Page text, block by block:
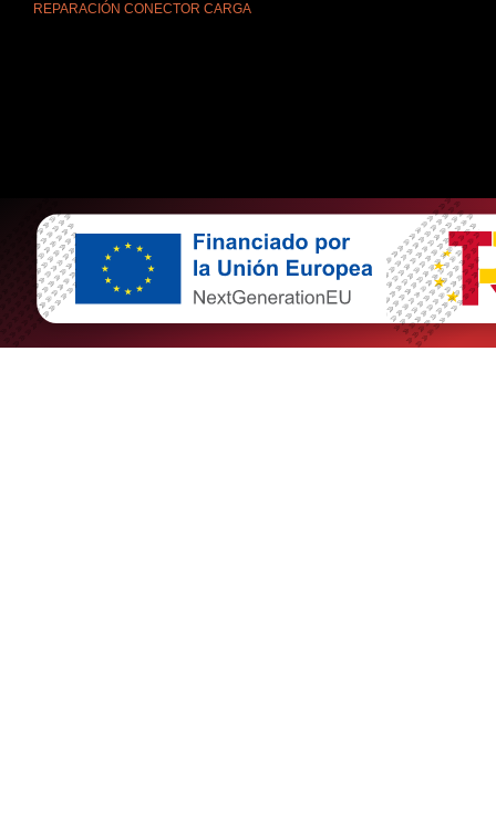
REPARACIÓN CONECTOR CARGA